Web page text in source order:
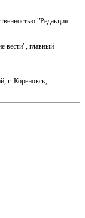
"Редакция
вести", главный
г. Кореновск,